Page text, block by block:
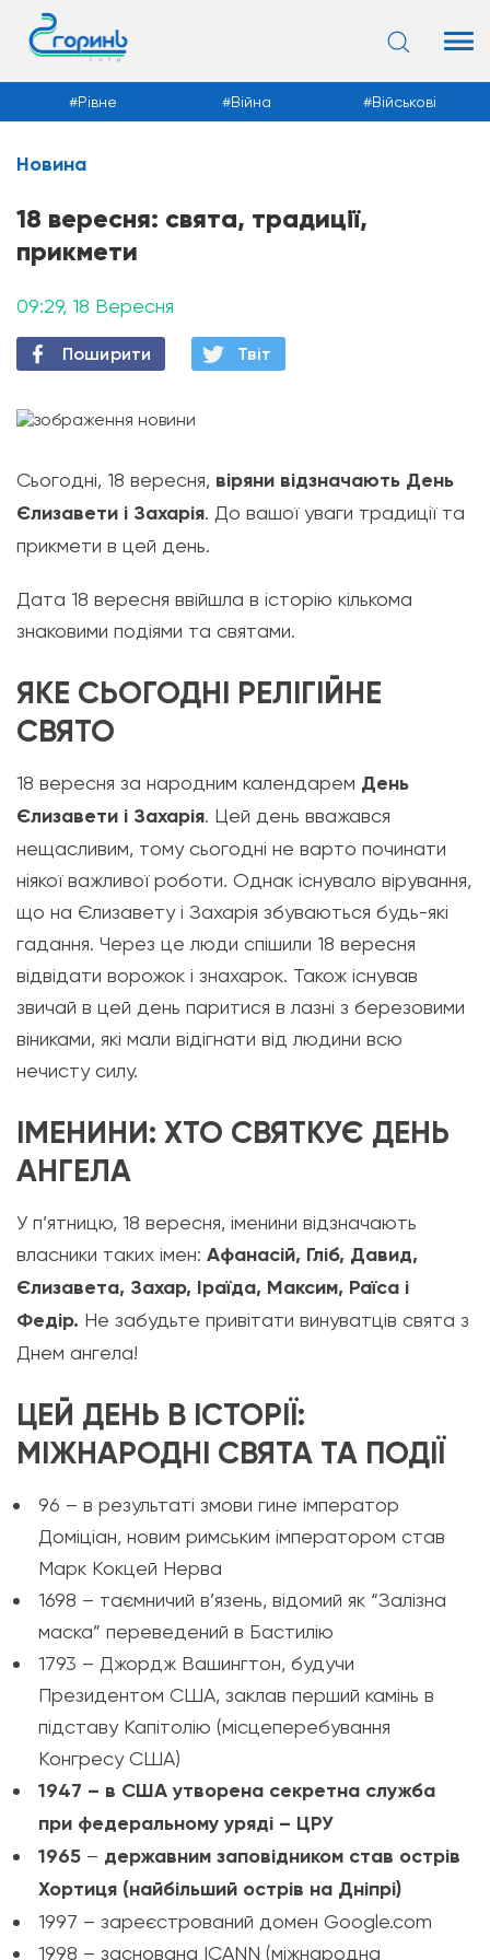
Новини
Рівне Війна Військові
Новина
18 вересня: свята, традиції,
прикмети
09:29, 18 Вересня
Поширити Твiт
Сьогодні, 18 вересня, віряни відзначають День
Єлизавети і Захарія. До вашої уваги традиції та
прикмети в цей день.
Дата 18 вересня ввійшла в історію кількома
знаковими подіями та святами.
ЯКЕ СЬОГОДНІ РЕЛІГІЙНЕ
СВЯТО
18 вересня за народним календарем День
Єлизавети і Захарія. Цей день вважався
нещасливим, тому сьогодні не варто починати
ніякої важливої роботи. Однак існувало вірування,
що на Єлизавету і Захарія збуваються будь-які
гадання. Через це люди спішили 18 вересня
відвідати ворожок і знахарок. Також існував
звичай в цей день паритися в лазні з березовими
віниками, які мали відігнати від людини всю
нечисту силу.
ІМЕНИНИ: ХТО СВЯТКУЄ ДЕНЬ
АНГЕЛА
У п’ятницю, 18 вересня, іменини відзначають
власники таких імен: Афанасій, Гліб, Давид,
Єлизавета, Захар, Іраїда, Максим, Раїса і
Федір. Не забудьте привітати винуватців свята з
Днем ангела!
ЦЕЙ ДЕНЬ В ІСТОРІЇ:
МІЖНАРОДНІ СВЯТА ТА ПОДІЇ
96 – в результаті змови гине імператор
Доміціан, новим римським імператором став
Марк Кокцей Нерва
1698 – таємничий в’язень, відомий як “Залізна
маска” переведений в Бастилію
1793 – Джордж Вашингтон, будучи
Президентом США, заклав перший камінь в
підставу Капітолію (місцеперебування
Конгресу США)
1947 – в США утворена секретна служба
при федеральному уряді – ЦРУ
1965 – державним заповідником став острів
Хортиця (найбільший острів на Дніпрі)
1997 – зареєстрований домен Google.com
1998 – заснована ICANN (міжнародна